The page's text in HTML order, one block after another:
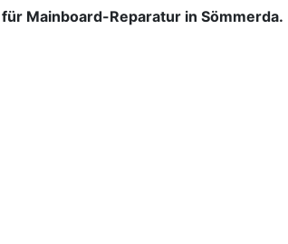
Mainboard-Reparatur in Sömmerda.